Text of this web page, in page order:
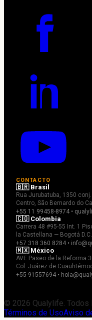
CONTACTO
🇧🇷 Brasil
Rua Jurubatuba, 1350 conj.
Centro, São Bernardo do
+55 11 99458-8974 •
🇨🇴 Colombia
Carrera 48 #95-55 Int. 1
la Castellana — Bogotá D.C.
+57 318 360 8284 •
🇲🇽 México
AVE Paseo de la Reforma
Col. Juárez de
+55 91557694 •
© 2026 Qualylife.
Términos de UsoAviso